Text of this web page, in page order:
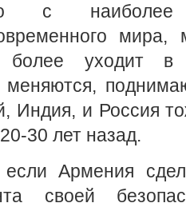
с наиболее
мира,
более уходит в
меняются,
Индия, и Россия
30 лет назад.
Армения
своей